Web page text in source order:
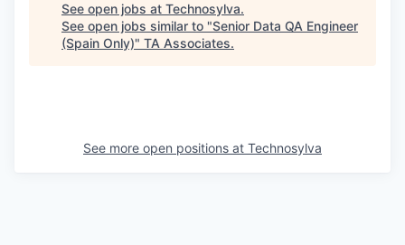
See open jobs at Technosylva.
See open jobs similar to "Senior Data QA Engineer
(Spain Only)" TA Associates.
See more open positions at Technosylva